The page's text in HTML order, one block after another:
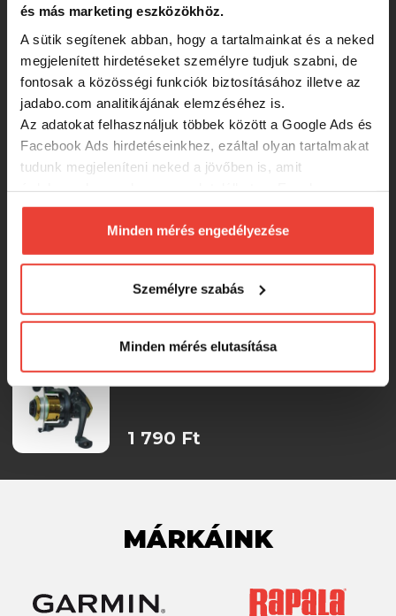
és más marketing eszközökhöz.
A sütik segítenek abban, hogy a tartalmainkat és a neked
megjelenített hirdetéseket személyre tudjuk szabni, de
fontosak a közösségi funkciók biztosításához illetve az
jadabo.com analitikájának elemzéséhez is.
Az adatokat felhasználjuk többek között a Google Ads és
Facebook Ads hirdetéseinkhez, ezáltal olyan tartalmakat
tudunk megjeleníteni neked a jövőben is, amit
biztosításához arra kérünk, hogy engedd meg
számunkra minden mérés használatát.
Természetesensoha semmilyen formában nem fogunk
megváltoztathatod a döntésed ezzel kapcsolatban.
Előre is köszönjük!
Minden mérés engedélyezése
Személyre szabás
Minden mérés elutasítása
bordó
2 540 Ft
Kamasaki Uni 3000
2 990 Ft
Silstar Ckr 150 Rd
RRP: 2 950 Ft
2 512 Ft
1 790 Ft
MÁRKÁINK